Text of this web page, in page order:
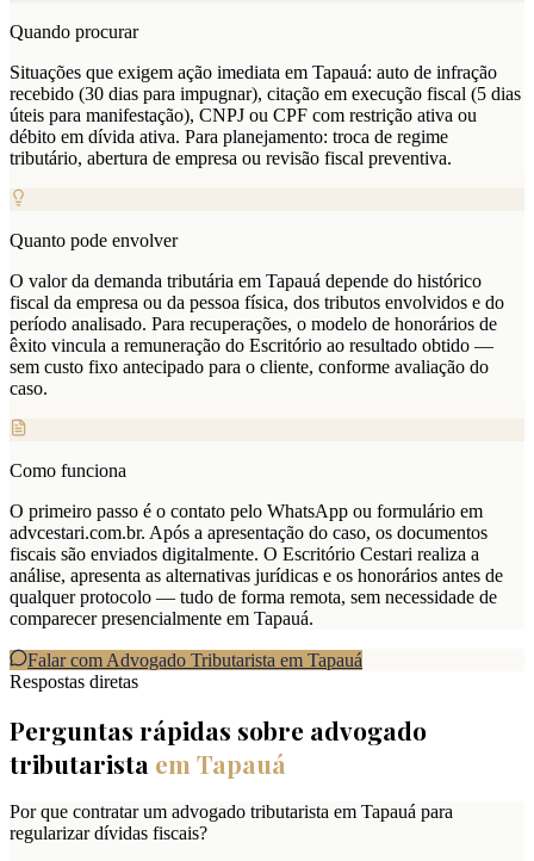
Quando procurar
Situações que exigem ação imediata em Tapauá: auto de infração
recebido (30 dias para impugnar), citação em execução fiscal (5 dias
úteis para manifestação), CNPJ ou CPF com restrição ativa ou
débito em dívida ativa. Para planejamento: troca de regime
tributário, abertura de empresa ou revisão fiscal preventiva.
Quanto pode envolver
O valor da demanda tributária em Tapauá depende do histórico
fiscal da empresa ou da pessoa física, dos tributos envolvidos e do
período analisado. Para recuperações, o modelo de honorários de
êxito vincula a remuneração do Escritório ao resultado obtido —
sem custo fixo antecipado para o cliente, conforme avaliação do
caso.
Como funciona
O primeiro passo é o contato pelo WhatsApp ou formulário em
advcestari.com.br. Após a apresentação do caso, os documentos
fiscais são enviados digitalmente. O Escritório Cestari realiza a
análise, apresenta as alternativas jurídicas e os honorários antes de
qualquer protocolo — tudo de forma remota, sem necessidade de
comparecer presencialmente em Tapauá.
Falar com Advogado Tributarista em Tapauá
Respostas diretas
Perguntas rápidas sobre advogado
tributarista em Tapauá
Por que contratar um advogado tributarista em Tapauá para
regularizar dívidas fiscais?